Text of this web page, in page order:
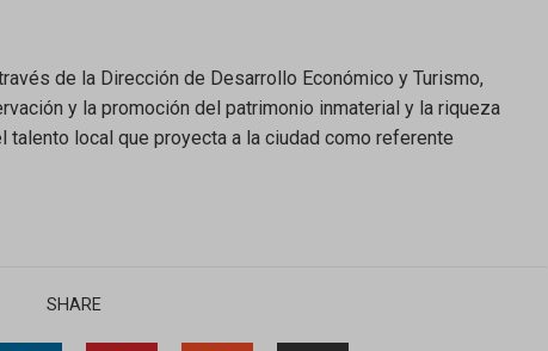
de la Dirección de Desarrollo Económico y Turismo,
y la promoción del patrimonio inmaterial y la riqueza
local que proyecta a la ciudad como referente
SHARE